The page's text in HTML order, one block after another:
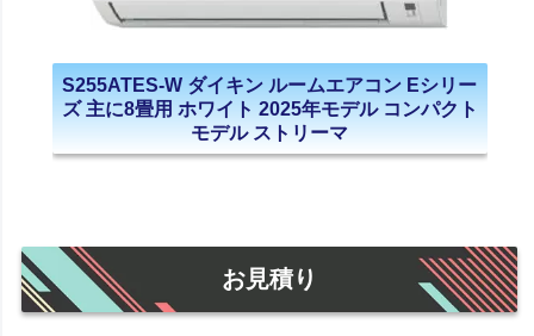
S255ATES-W ダイキン ルームエアコン Eシリー
ズ 主に8畳用 ホワイト 2025年モデル コンパクト
モデル ストリーマ
お見積り